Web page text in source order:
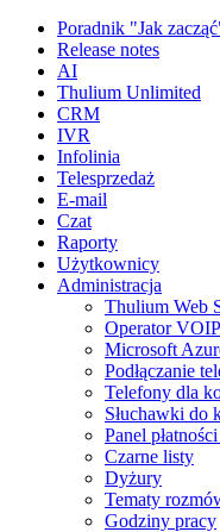
Poradnik "Jak
Release notes
AI
Thulium Unlimited
CRM
IVR
Infolinia
Telesprzedaż
E-mail
Czat
Raporty
Użytkownicy
Administracja
Thulium Web
Operator VOIP
Microsoft
Podłączanie
Telefony dla
Słuchawki do
Panel
Czarne listy
Dyżury
Tematy
Godziny pracy